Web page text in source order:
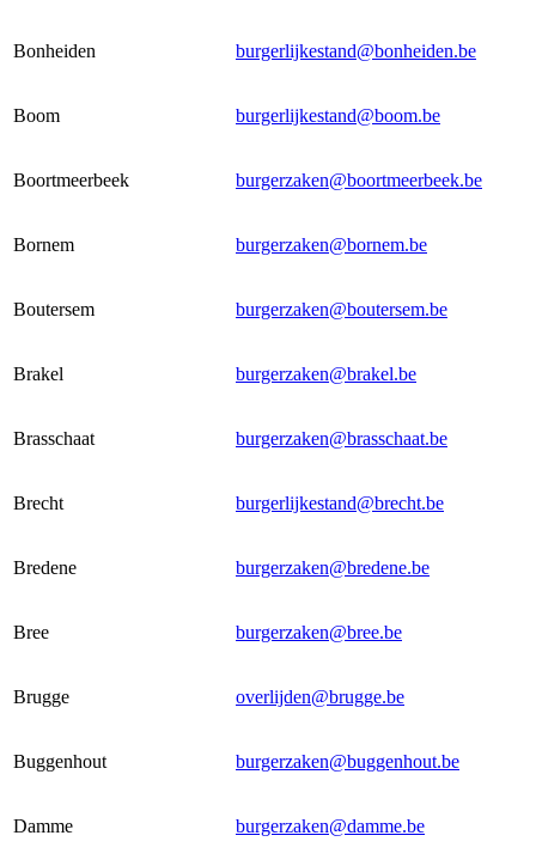
Bonheiden burgerlijkestand@bonheiden.be
Boom burgerlijkestand@boom.be
Boortmeerbeek burgerzaken@boortmeerbeek.be
Bornem burgerzaken@bornem.be
Boutersem burgerzaken@boutersem.be
Brakel burgerzaken@brakel.be
Brasschaat burgerzaken@brasschaat.be
Brecht burgerlijkestand@brecht.be
Bredene burgerzaken@bredene.be
Bree burgerzaken@bree.be
Brugge overlijden@brugge.be
Buggenhout burgerzaken@buggenhout.be
Damme burgerzaken@damme.be